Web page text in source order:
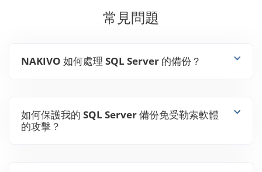
常見問題
NAKIVO 如何處理 SQL Server 的備份？
如何保護我的 SQL Server 備份免受勒索軟體
的攻擊？